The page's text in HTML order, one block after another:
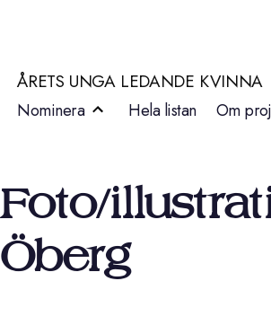
ÅRETS UNGA LEDANDE KVINNA
Nominera Hela listan Om
Foto/
Öberg